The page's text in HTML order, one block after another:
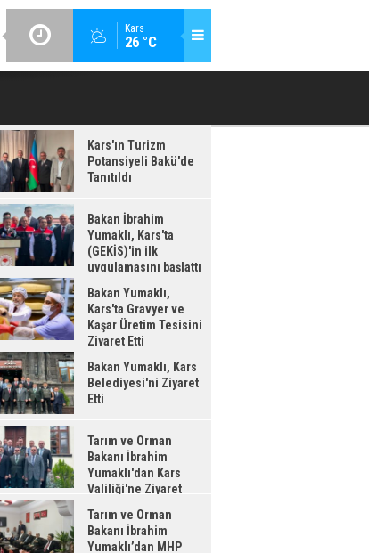
Kars
26 °C
BAKAN YUMAKLI, KARS'TA GRAVYER VE KAŞAR ÜRETIM
Kars'ın Turizm
Potansiyeli Bakü'de
Tanıtıldı
Bakan İbrahim
Yumaklı, Kars'ta
(GEKİS)'in ilk
uygulamasını başlattı
Bakan Yumaklı,
Kars'ta Gravyer ve
Kaşar Üretim Tesisini
Ziyaret Etti
Bakan Yumaklı, Kars
Belediyesi'ni Ziyaret
Etti
Tarım ve Orman
Bakanı İbrahim
Yumaklı'dan Kars
Valiliği'ne Ziyaret
Tarım ve Orman
Bakanı İbrahim
Yumaklı’dan MHP